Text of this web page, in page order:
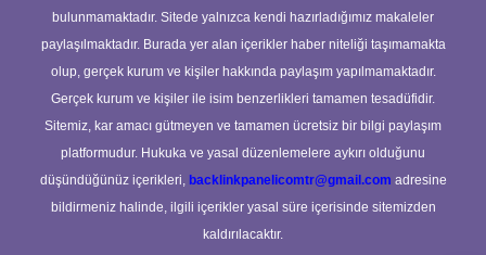
bulunmamaktadır. Sitede yalnızca kendi hazırladığımız makaleler
paylaşılmaktadır. Burada yer alan içerikler haber niteliği taşımamakta
olup, gerçek kurum ve kişiler hakkında paylaşım yapılmamaktadır.
Gerçek kurum ve kişiler ile isim benzerlikleri tamamen tesadüfidir.
Sitemiz, kar amacı gütmeyen ve tamamen ücretsiz bir bilgi paylaşım
platformudur. Hukuka ve yasal düzenlemelere aykırı olduğunu
düşündüğünüz içerikleri, backlinkpanelicomtr@gmail.com adresine
bildirmeniz halinde, ilgili içerikler yasal süre içerisinde sitemizden
kaldırılacaktır.